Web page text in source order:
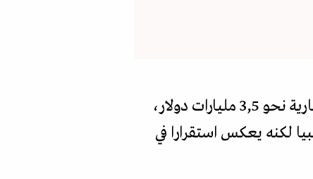
، بلغت قيمة الصادرات غير النفطية خلال النصف الأول من السنة الجارية نحو 3,5 مليارات دولار،
نسبيا لكنه يعكس استقرارا في